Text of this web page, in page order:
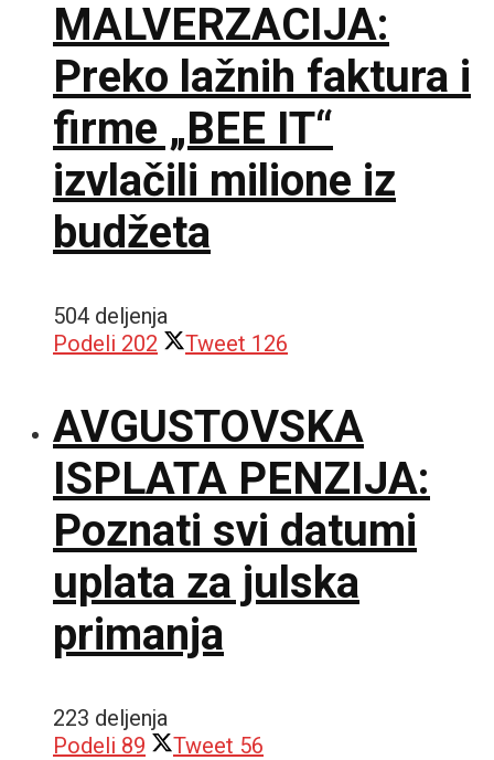
MALVERZACIJA:
Preko lažnih faktura i
firme „BEE IT“
izvlačili milione iz
budžeta
504 deljenja
Podeli 202 Tweet 126
AVGUSTOVSKA
ISPLATA PENZIJA:
Poznati svi datumi
uplata za julska
primanja
223 deljenja
Podeli 89 Tweet 56